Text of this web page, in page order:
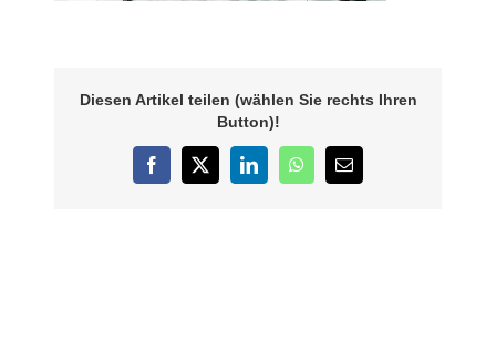
Diesen Artikel teilen (wählen Sie rechts Ihren
Button)!
Facebook
X LinkedInWhatsApp
E-
Mail